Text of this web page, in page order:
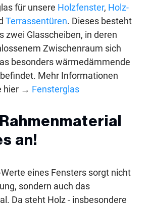
für unsere Holzfenster, Holz-
Terrassentüren. Dieses besteht
zwei Glasscheiben, in deren
Zwischenraum sich
besonders wärmedämmende
Mehr Informationen
hier → Fensterglas
an!
eines Fensters sorgt nicht
sondern auch das
Da steht Holz - insbesondere